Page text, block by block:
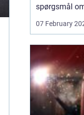
spørgsmål
På den ene
gerne bevare
den anden
vinduerne
ene...
07 February